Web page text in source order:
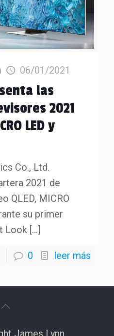
06/01/2021
las
2021
LED y
Co., Ltd.
2021 de
QLED, MICRO
su primer
Look […]
0 leer más
James Lynn